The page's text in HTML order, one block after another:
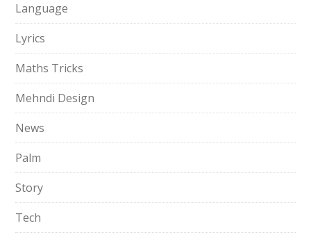
Language
Lyrics
Maths Tricks
Mehndi Design
News
Palm
Story
Tech